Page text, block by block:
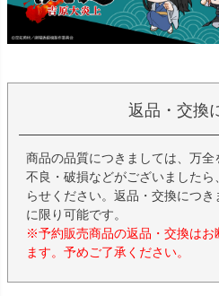
返品・交換
商品の品質につきましては、万
不良・破損などがございました
らせください。返品・交換につ
に限り可能です。
※予約販売商品の返品・交換はお
ます。予めご了承ください。